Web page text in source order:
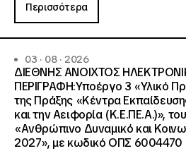
Περισσότερα
03 · 08 · 2026
ΔΙΕΘΝΗΣ ΑΝΟΙΧΤΟΣ
ΠΕΡΙΓΡΑΦΗ:Υποέργο 3 «Υλικό
της Πράξης «Κέντρα
και την Αειφορία (Κ.Ε.ΠΕ.Α.)»,
«Ανθρώπινο Δυναμικό και
2027», με κωδικό ΟΠΣ 6004470